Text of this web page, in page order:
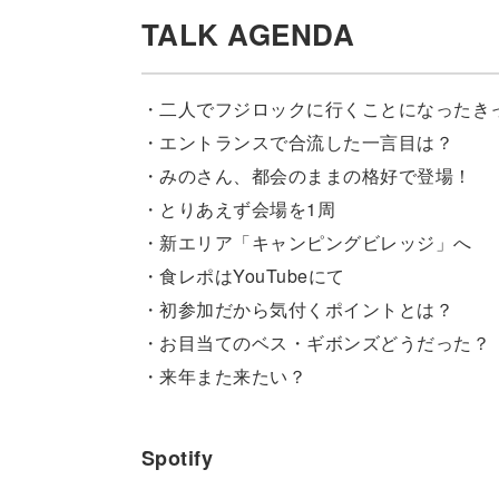
TALK AGENDA
・二人でフジロックに行くことになったき
・エントランスで合流した一言目は？
・みのさん、都会のままの格好で登場！
・とりあえず会場を1周
・新エリア「キャンピングビレッジ」へ
・食レポはYouTubeにて
・初参加だから気付くポイントとは？
・お目当てのベス・ギボンズどうだった？
・来年また来たい？
Spotify